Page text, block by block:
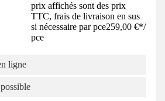
prix affichés sont des prix
TTC, frais de livraison en sus
si nécessaire par pce259,00 €*/
pce
ligne